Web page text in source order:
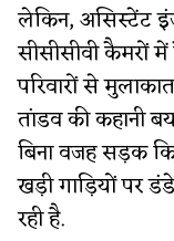
लेकिन, असिस्टेंट
सीसीसीवी
परिवारों से
तांडव की कहानी
बिना वजह सड़क
खड़ी गाड़ियों पर
रही है.